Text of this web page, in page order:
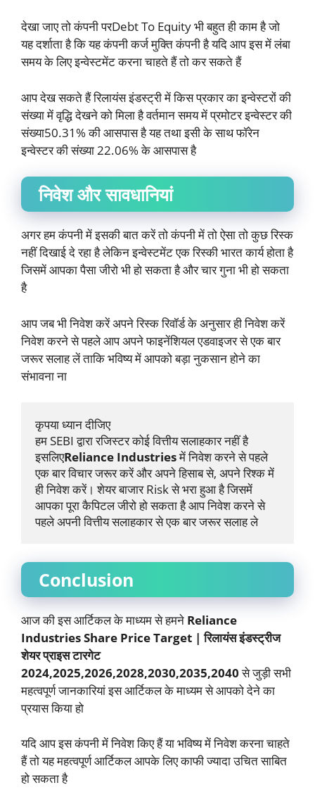
देखा जाए तो कंपनी परDebt To Equity भी बहुत ही काम है जो
यह दर्शाता है कि यह कंपनी कर्ज मुक्ति कंपनी है यदि आप इस में लंबा
समय के लिए इन्वेस्टमेंट करना चाहते हैं तो कर सकते हैं
आप देख सकते हैं रिलायंस इंडस्ट्री में किस प्रकार का इन्वेस्टरों की
संख्या में वृद्धि देखने को मिला है वर्तमान समय में प्रमोटर इन्वेस्टर की
संख्या50.31% की आसपास है यह तथा इसी के साथ फॉरेन
इन्वेस्टर की संख्या 22.06% के आसपास है
निवेश और सावधानियां
अगर हम कंपनी में इसकी बात करें तो कंपनी में तो ऐसा तो कुछ रिस्क
नहीं दिखाई दे रहा है लेकिन इन्वेस्टमेंट एक रिस्की भारत कार्य होता है
जिसमें आपका पैसा जीरो भी हो सकता है और चार गुना भी हो सकता
है
आप जब भी निवेश करें अपने रिस्क रिवॉर्ड के अनुसार ही निवेश करें
निवेश करने से पहले आप अपने फाइनेंशियल एडवाइजर से एक बार
जरूर सलाह लें ताकि भविष्य में आपको बड़ा नुकसान होने का
संभावना ना
कृपया ध्यान दीजिए
हम SEBI द्वारा रजिस्टर कोई वित्तीय सलाहकार नहीं है
इसलिएReliance Industries में निवेश करने से पहले
एक बार विचार जरूर करें और अपने हिसाब से, अपने रिश्क में
ही निवेश करें। शेयर बाजार Risk से भरा हुआ है जिसमें
आपका पूरा कैपिटल जीरो हो सकता है आप निवेश करने से
पहले अपनी वित्तीय सलाहकार से एक बार जरूर सलाह ले
Conclusion
आज की इस आर्टिकल के माध्यम से हमने Reliance
Industries Share Price Target | रिलायंस इंडस्ट्रीज
शेयर प्राइस टारगेट
2024,2025,2026,2028,2030,2035,2040से जुड़ी सभी
महत्वपूर्ण जानकारियां इस आर्टिकल के माध्यम से आपको देने का
प्रयास किया हो
यदि आप इस कंपनी में निवेश किए हैं या भविष्य में निवेश करना चाहते
हैं तो यह महत्वपूर्ण आर्टिकल आपके लिए काफी ज्यादा उचित साबित
हो सकता है